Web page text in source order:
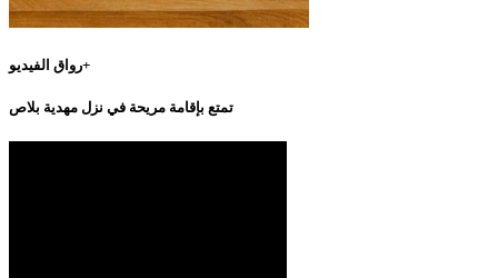
رواق الفيديو+
تمتع بإقامة مريحة في نزل مهدية بلاص